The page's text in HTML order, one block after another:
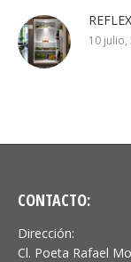
10 julio,
CONTACTO:
Dirección:
Cl. Poeta Rafael